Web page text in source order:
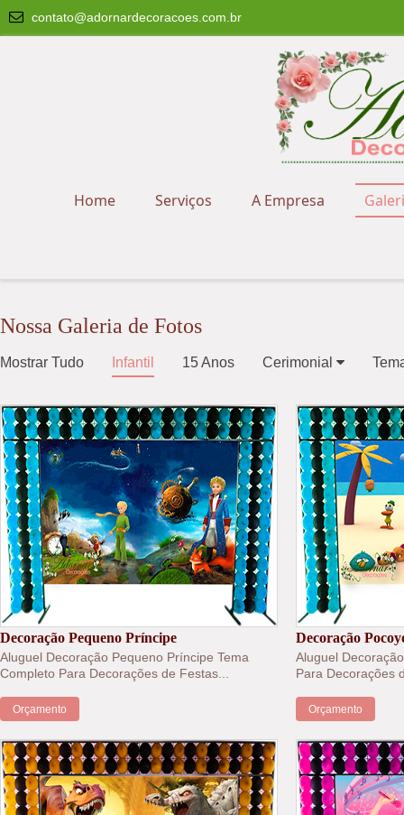
contato@adornardecoracoes.com.br
Home Serviços A Empresa
Nossa Galeria de Fotos
Mostrar Tudo Infantil 15 Anos Cerimonial
Decoração Pequeno Príncipe
Aluguel Decoração Pequeno Príncipe Tema
Completo Para Decorações de Festas...
Orçamento
Decoração
Aluguel
Para Decorações
Orçamento